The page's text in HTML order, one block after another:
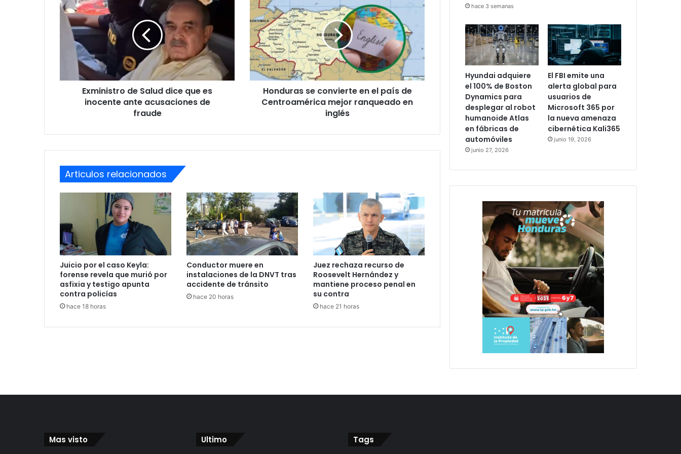
de
Salud
dice
inocente
acusaciones
Exministro de Salud dice que es
inocente ante acusaciones de
fraude
se
convierte
en
el
país
de
Centroamérica
mejor
ranqueado
Honduras se convierte en el país de
Centroamérica mejor ranqueado en
inglés
Articulos relacionados
Juicio por el caso Keyla:
forense revela que murió por
asfixia y testigo apunta
contra policías
hace 18 horas
Conductor muere en
instalaciones de la DNVT tras
accidente de tránsito
hace 20 horas
Juez rechaza recurso de
Roosevelt Hernández y
mantiene proceso penal en
su contra
hace 21 horas
hace 3 semanas
Hyundai adquiere
el 100% de Boston
Dynamics para
desplegar al robot
humanoide Atlas
en fábricas de
automóviles
junio 27, 2026
El FBI emite una
alerta global para
usuarios de
Microsoft 365 por
la nueva amenaza
cibernética Kali365
junio 19, 2026
Mas visto Ultimo Tags